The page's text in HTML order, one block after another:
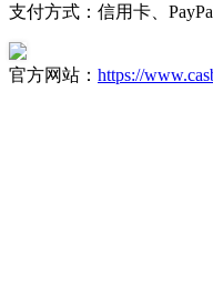
支付方式：信用卡、
官方网站： https://